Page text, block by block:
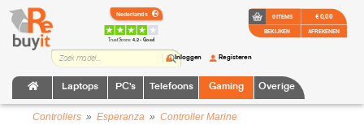
TrustScore:4.2 • Goed
Laptops PC's Telefoons Gaming Overige
Inloggen Registeren
0 ITEMS
BEKIJKEN
€ 0,00
AFREKENEN
Controllers » Esperanza » Controller Marine